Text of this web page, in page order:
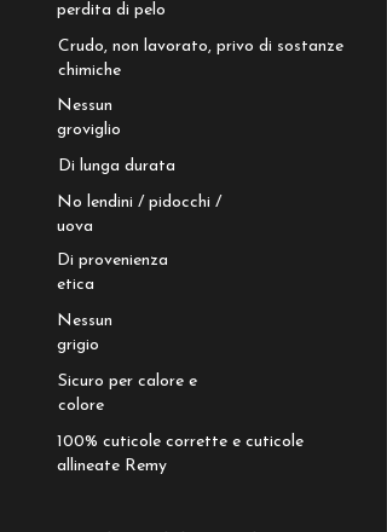
perdita di pelo
Crudo, non lavorato, privo di sostanze
chimiche
Nessun
groviglio
Di lunga durata
No lendini / pidocchi /
uova
Di provenienza
etica
Nessun
grigio
Sicuro per calore e
colore
100% cuticole corrette e cuticole
allineate Remy